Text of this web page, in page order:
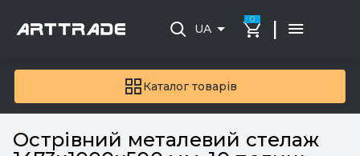
Каталог товарів
UA
0 |
Острівний металевий стелаж